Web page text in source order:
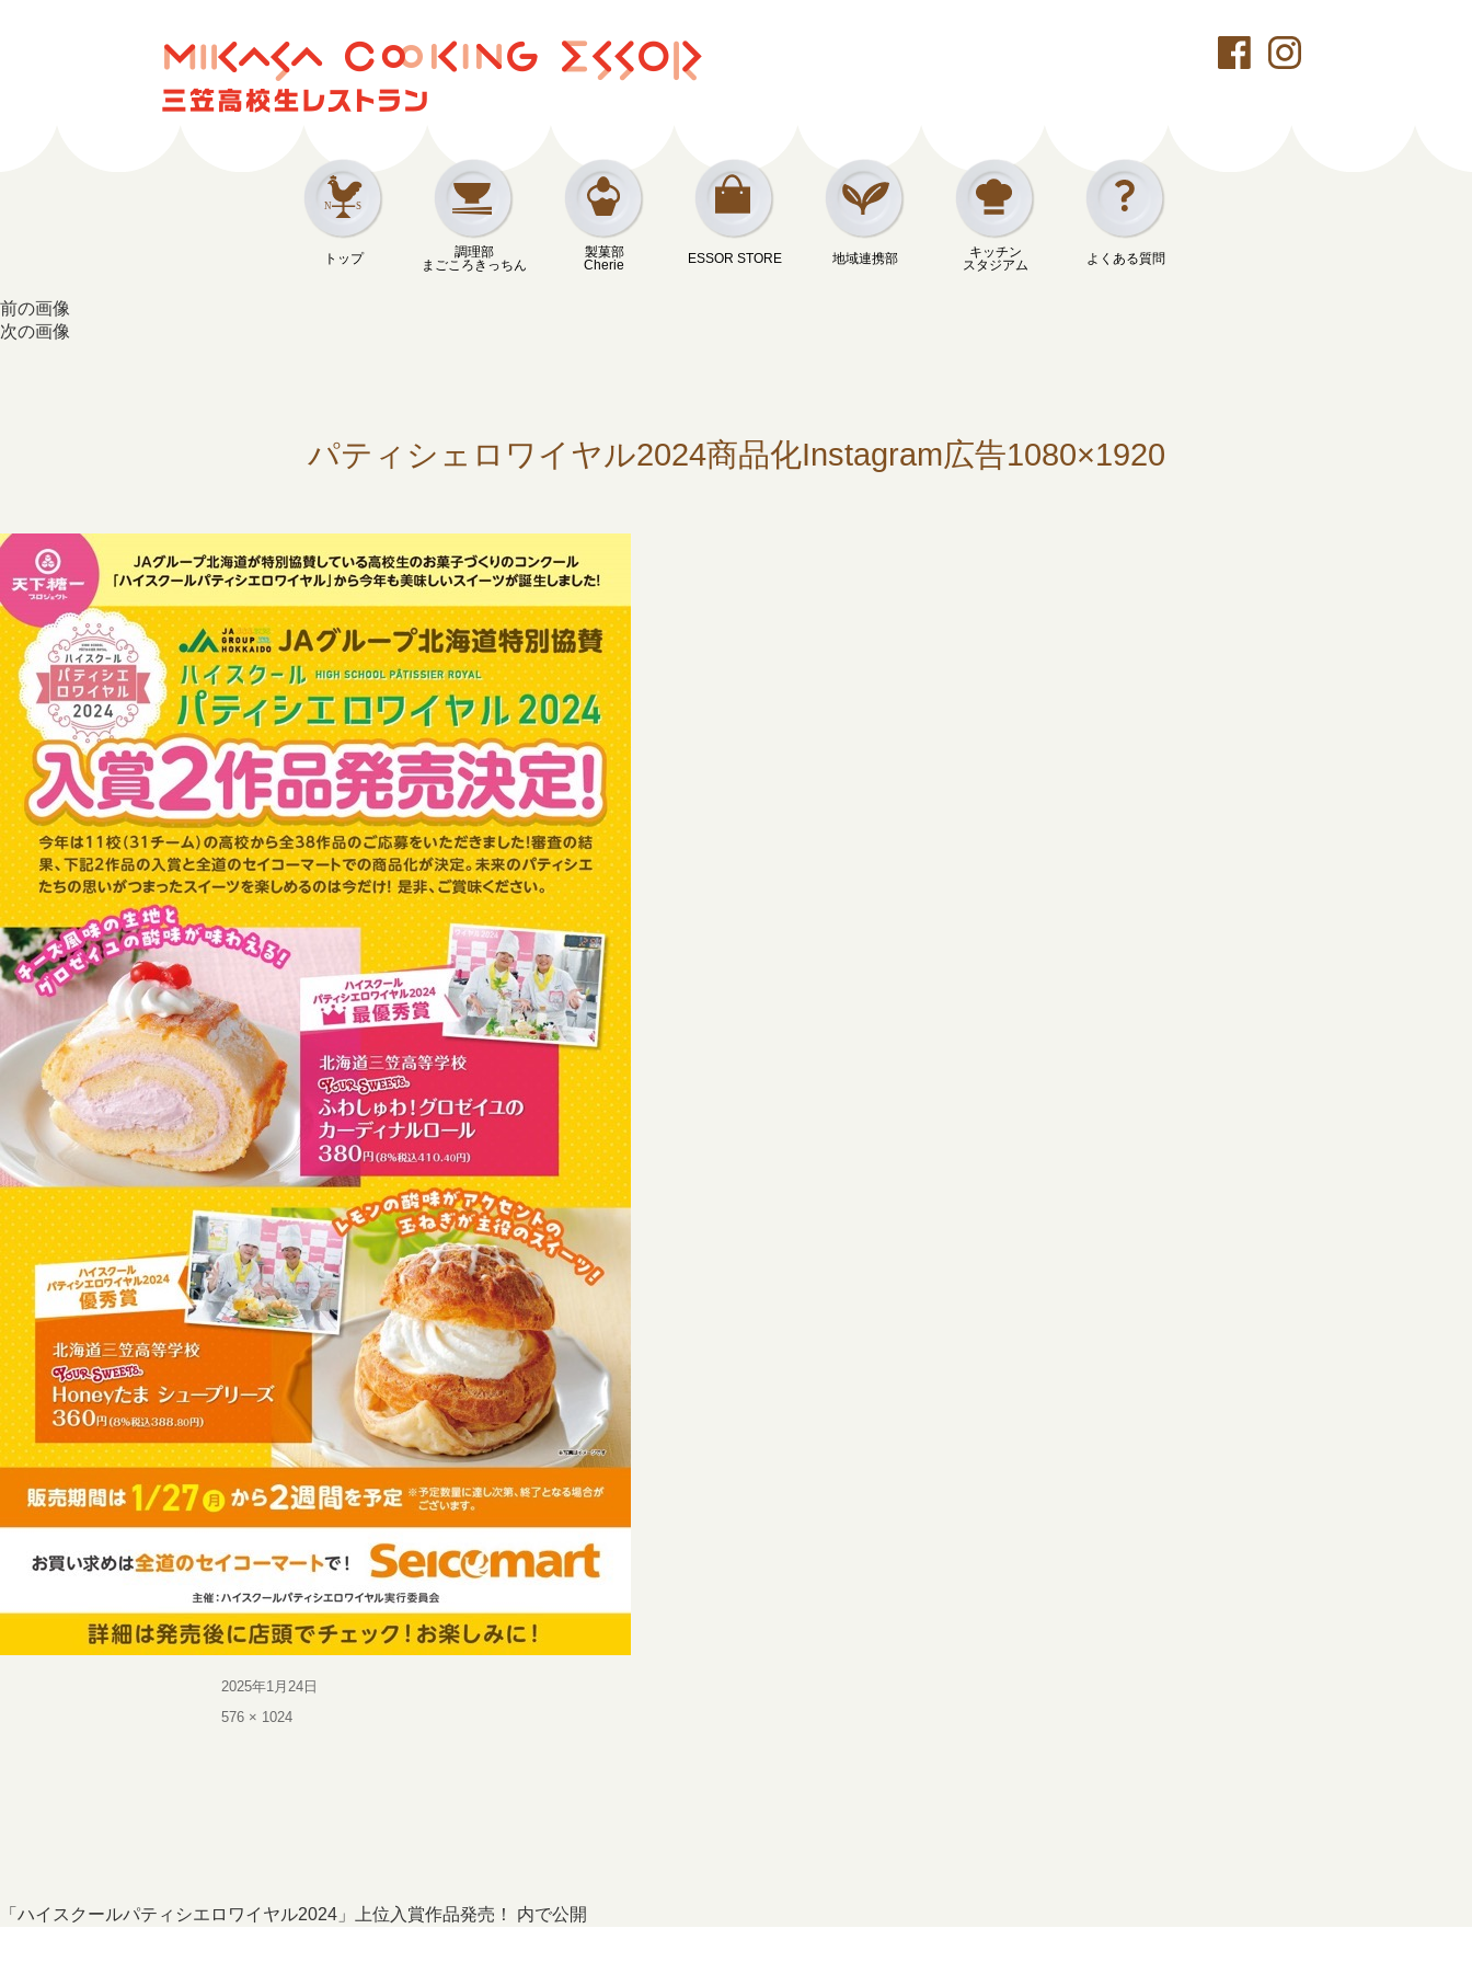
トップ
調理部
まごころきっちん
製菓部
Cherie
ESSOR STORE 地域連携部
キッチン
スタジアム
よくある質問
前の画像
次の画像
パティシェロワイヤル2024商品化Instagram広告1080×1920
投
稿
2025年1月24日
フ
576 × 1024
投
「ハイスクールパティシエロワイヤル2024」上位入賞作品発売！ 内で公開